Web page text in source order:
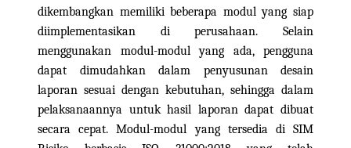
dikembangkan memiliki beberapa modul yang siap
diimplementasikan di perusahaan. Selain
menggunakan modul-modul yang ada, pengguna
dapat dimudahkan dalam penyusunan desain
laporan sesuai dengan kebutuhan, sehingga dalam
pelaksanaannya untuk hasil laporan dapat dibuat
secara cepat.Modul-modul yang tersedia di SIM